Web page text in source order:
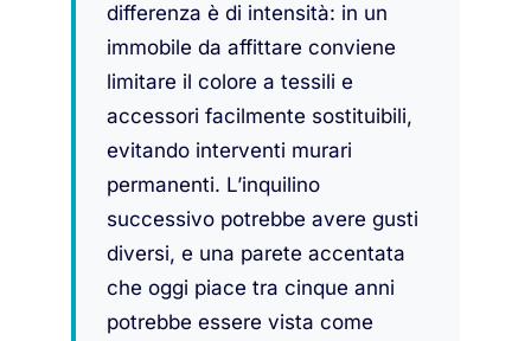
differenza è di intensità: in un
immobile da affittare conviene
limitare il colore a tessili e
accessori facilmente sostituibili,
evitando interventi murari
permanenti. L’inquilino
successivo potrebbe avere gusti
diversi, e una parete accentata
che oggi piace tra cinque anni
potrebbe essere vista come